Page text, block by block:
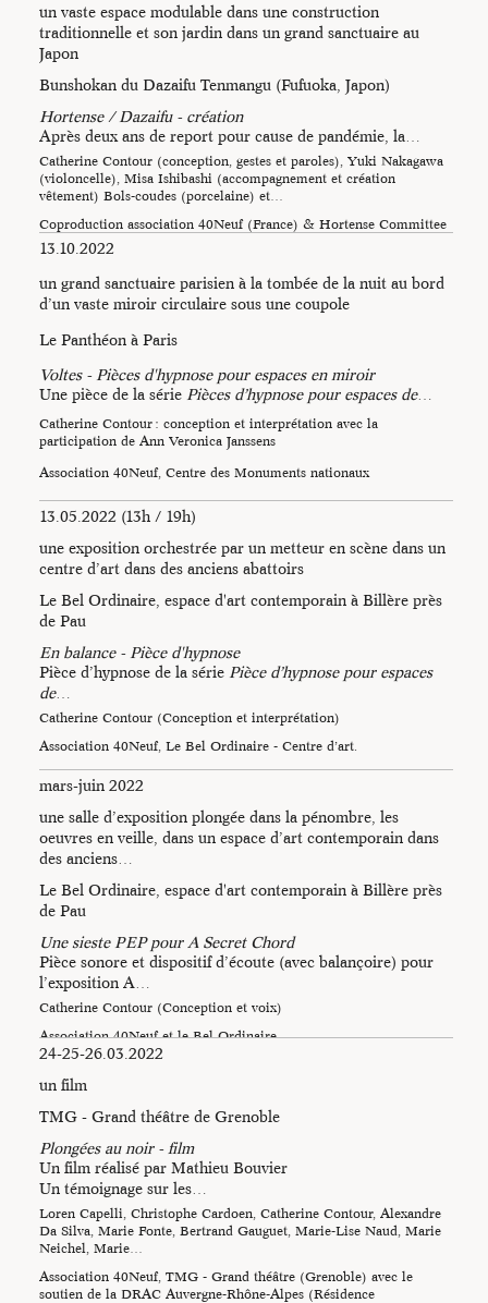
Photos : Catherine
Contour
Photo : Catherine Contour
un vaste espace modulable dans une construction
traditionnelle et son jardin dans un grand sanctuaire au
Japon
Bunshokan du Dazaifu Tenmangu (Fufuoka, Japon)
Hortense / Dazaifu - création
Après deux ans de report pour cause de pandémie, la…
Catherine Contour (conception, gestes et paroles), Yuki Nakagawa
(violoncelle), Misa Ishibashi (accompagnement et création
vêtement) Bols-coudes (porcelaine) et…
Coproduction association 40Neuf (France) & Hortense Committee
(Japon) avec l’aide de la Fondation franco-japonaise Sasakawa et le
soutien du Dazaifu…
Photo : Catherine Contour
13.10.2022
un grand sanctuaire parisien à la tombée de la nuit au bord
d’un vaste miroir circulaire sous une coupole
Le Panthéon à Paris
Voltes - Pièces d'hypnose pour espaces en miroir
Une pièce de la série Pièces d’hypnose pour espaces de…
Catherine Contour : conception et interprétation avec la
participation de Ann Veronica Janssens
Association 40Neuf, Centre des Monuments nationaux
Photo : Charlotte Marchal
13.05.2022 (13h / 19h)
une exposition orchestrée par un metteur en scène dans un
centre d’art dans des anciens abattoirs
Le Bel Ordinaire, espace d'art contemporain à Billère près
de Pau
En balance - Pièce d'hypnose
Pièce d’hypnose de la série Pièce d’hypnose pour espaces
de…
Catherine Contour (Conception et interprétation)
Association 40Neuf, Le Bel Ordinaire - Centre d’art.
mars-juin 2022
une salle d’exposition plongée dans la pénombre, les
oeuvres en veille, dans un espace d’art contemporain dans
des anciens…
Le Bel Ordinaire, espace d'art contemporain à Billère près
de Pau
Une sieste PEP pour A Secret Chord
Pièce sonore et dispositif d’écoute (avec balançoire) pour
l’exposition A…
Catherine Contour (Conception et voix)
Association 40Neuf et le Bel Ordinaire
24-25-26.03.2022
un film
TMG - Grand théâtre de Grenoble
Plongées au noir - film
Un film réalisé par Mathieu Bouvier
Un témoignage sur les…
Loren Capelli, Christophe Cardoen, Catherine Contour, Alexandre
Da Silva, Marie Fonte, Bertrand Gauguet, Marie-Lise Naud, Marie
Neichel, Marie…
Association 40Neuf, TMG - Grand théâtre (Grenoble) avec le
soutien de la DRAC Auvergne-Rhône-Alpes (Résidence